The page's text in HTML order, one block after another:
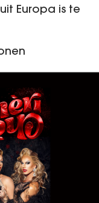
Europa is te
Musical
2026